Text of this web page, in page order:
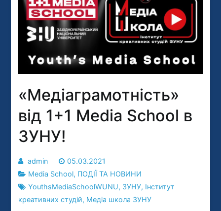
«Медіаграмотність»
від 1+1 Media School в
ЗУНУ!
admin
05.03.2021
Media School, ПОДІЇ ТА НОВИНИ
YouthsMediaSchoolWUNU, ЗУНУ, Інститут
креативних студій, Медіа школа ЗУНУ